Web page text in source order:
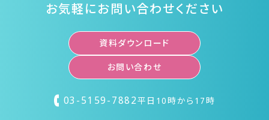
お気軽にお問い合わせください
資料ダウンロード
お問い合わせ
03-5159-7882平日10時から17時